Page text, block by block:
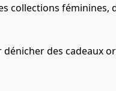
collections
des cadeaux